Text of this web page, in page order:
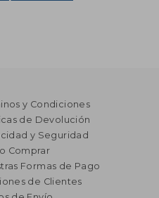
y Condiciones
de Devolución
y Seguridad
Comprar
Formas de Pago
de Clientes